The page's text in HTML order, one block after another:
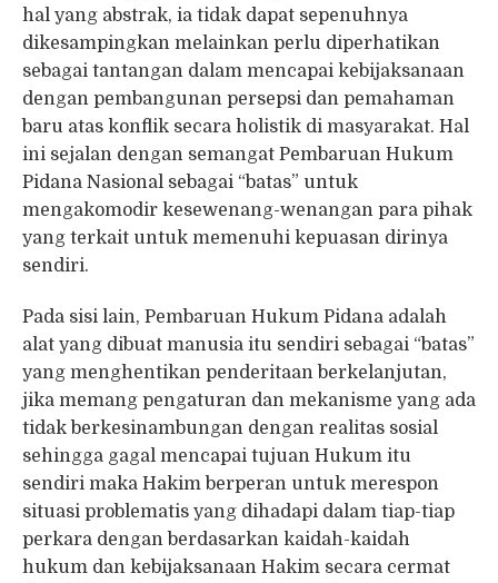
hal yang abstrak, ia tidak dapat sepenuhnya
dikesampingkan melainkan perlu diperhatikan
sebagai tantangan dalam mencapai kebijaksanaan
dengan pembangunan persepsi dan pemahaman
baru atas konflik secara holistik di masyarakat. Hal
ini sejalan dengan semangat Pembaruan Hukum
Pidana Nasional sebagai “batas” untuk
mengakomodir kesewenang-wenangan para pihak
yang terkait untuk memenuhi kepuasan dirinya
sendiri.
Pada sisi lain, Pembaruan Hukum Pidana adalah
alat yang dibuat manusia itu sendiri sebagai “batas”
yang menghentikan penderitaan berkelanjutan,
jika memang pengaturan dan mekanisme yang ada
tidak berkesinambungan dengan realitas sosial
sehingga gagal mencapai tujuan Hukum itu
sendiri maka Hakim berperan untuk merespon
situasi problematis yang dihadapi dalam tiap-tiap
perkara dengan berdasarkan kaidah-kaidah
hukum dan kebijaksanaan Hakim secara cermat